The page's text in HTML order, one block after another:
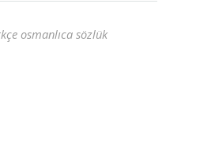
osmanlıca sözlük